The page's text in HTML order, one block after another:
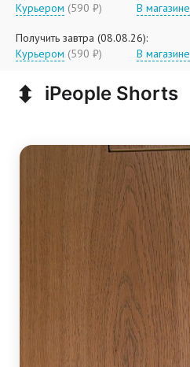
Курьером (590 ₽) В магазине
Получить завтра (08.08.26):
Курьером (590 ₽) В магазине
⬍ iPeople Shorts